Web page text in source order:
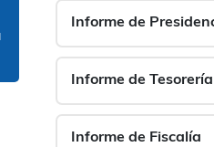
Informe de
Informe de Tesorería
Informe de Fiscalía